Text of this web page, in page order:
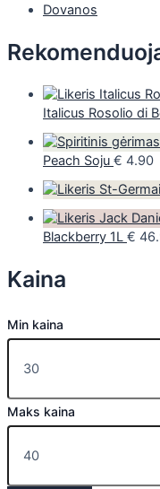
Dovanos
Italicus Rosolio di
Peach Soju € 4.90
Blackberry 1L €
Kaina
Min kaina
Maks kaina